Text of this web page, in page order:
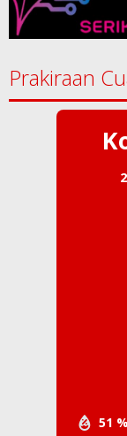
Prakiraan
51 %